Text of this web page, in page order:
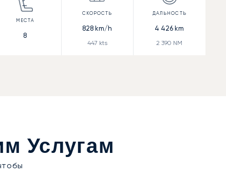
8
828 km/h
447 kts
4 426 km
2 390 NM
Услугам